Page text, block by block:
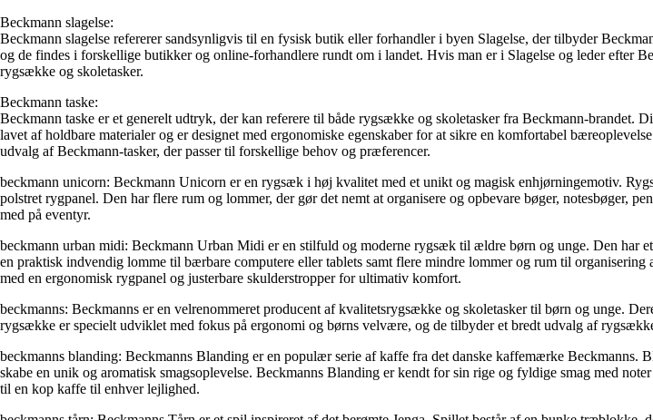
Beckmann slagelse:
Beckmann slagelse refererer sandsynligvis til en fysisk butik eller forhandler i byen Slagelse, der tilbyder
og de findes i forskellige butikker og online-forhandlere rundt om i landet. Hvis man er i Slagelse og leder efter
rygsække og skoletasker.
Beckmann taske:
Beckmann taske er et generelt udtryk, der kan referere til både rygsække og skoletasker fra Beckmann-brandet.
lavet af holdbare materialer og er designet med ergonomiske egenskaber for at sikre en komfortabel
udvalg af Beckmann-tasker, der passer til forskellige behov og præferencer.
beckmann unicorn: Beckmann Unicorn er en rygsæk i høj kvalitet med et unikt og magisk enhjørningemotiv.
polstret rygpanel. Den har flere rum og lommer, der gør det nemt at organisere og opbevare bøger, notesbøger,
med på eventyr.
beckmann urban midi: Beckmann Urban Midi er en stilfuld og moderne rygsæk til ældre børn og unge. Den har
en praktisk indvendig lomme til bærbare computere eller tablets samt flere mindre lommer og rum til
med en ergonomisk rygpanel og justerbare skulderstropper for ultimativ komfort.
beckmanns: Beckmanns er en velrenommeret producent af kvalitetsrygsække og skoletasker til børn og unge.
rygsække er specielt udviklet med fokus på ergonomi og børns velvære, og de tilbyder et bredt udvalg af
beckmanns blanding: Beckmanns Blanding er en populær serie af kaffe fra det danske kaffemærke
skabe en unik og aromatisk smagsoplevelse. Beckmanns Blanding er kendt for sin rige og fyldige smag med
til en kop kaffe til enhver lejlighed.